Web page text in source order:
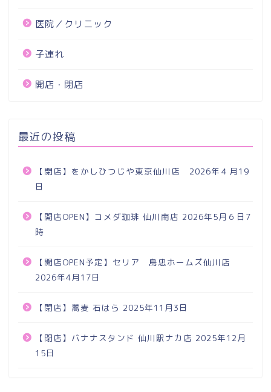
医院／クリニック
子連れ
開店・閉店
最近の投稿
【閉店】をかしひつじや東京仙川店 2026年４月19
日
【開店OPEN】コメダ珈琲 仙川南店 2026年5月６日7
時
【開店OPEN予定】セリア 島忠ホームズ仙川店
2026年4月17日
【閉店】蕎麦 石はら 2025年11月3日
【閉店】バナナスタンド 仙川駅ナカ店 2025年12月
15日